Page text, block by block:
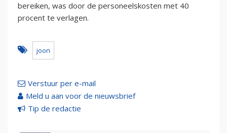
bereiken, was door de personeelskosten met 40
procent te verlagen.
joon
Verstuur per e-mail
Meld u aan voor de nieuwsbrief
Tip de redactie